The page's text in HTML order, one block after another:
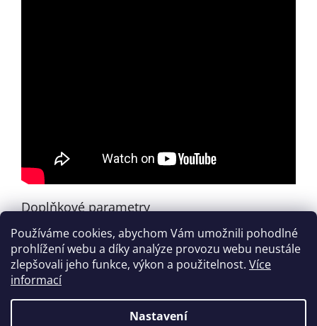
Používáme cookies, abychom Vám umožnili pohodlné
prohlížení webu a díky analýze provozu webu neustále
zlepšovali jeho funkce, výkon a použitelnost. Více
informací
Nastavení
Doplňkové parametry
Kategorie: Zahraniční tituly
EAN: 038081412412
Vytvořil Shoptet